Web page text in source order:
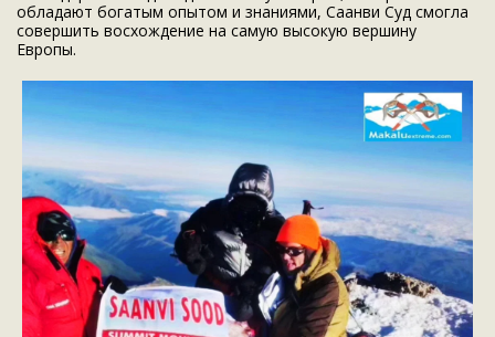
обладают богатым опытом и знаниями, Саанви Суд смогла
совершить восхождение на самую высокую вершину
Европы.